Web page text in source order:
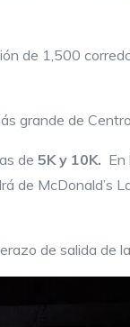
de 1,500
grande de
de 5K y 10K. En
de McDonald’s
de salida de